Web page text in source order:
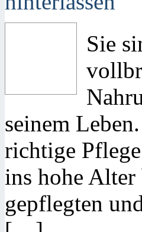
Sie
seinem
richtige
ins hohe
gepflegten